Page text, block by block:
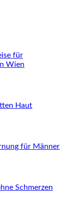
für
Wien
Haut
für Männer
Schmerzen